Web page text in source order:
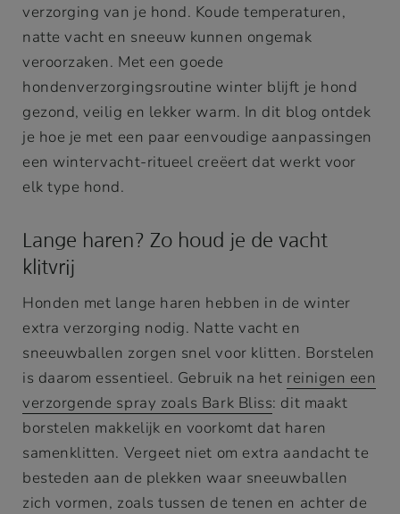
verzorging van je hond. Koude temperaturen,
natte vacht en sneeuw kunnen ongemak
veroorzaken. Met een goede
hondenverzorgingsroutine winter blijft je hond
gezond, veilig en lekker warm. In dit blog ontdek
je hoe je met een paar eenvoudige aanpassingen
een wintervacht-ritueel creëert dat werkt voor
elk type hond.
Lange haren? Zo houd je de vacht
klitvrij
Honden met lange haren hebben in de winter
extra verzorging nodig. Natte vacht en
sneeuwballen zorgen snel voor klitten. Borstelen
is daarom essentieel. Gebruik na het reinigen een
verzorgende spray zoals Bark Bliss: dit maakt
borstelen makkelijk en voorkomt dat haren
samenklitten. Vergeet niet om extra aandacht te
besteden aan de plekken waar sneeuwballen
zich vormen, zoals tussen de tenen en achter de